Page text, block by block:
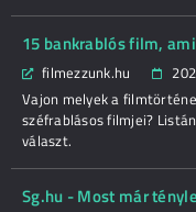
15 bankrablós film,
filmezzunk.hu
Vajon melyek a
széfrablásos filmjei?
választ.
Sg.hu - Most már